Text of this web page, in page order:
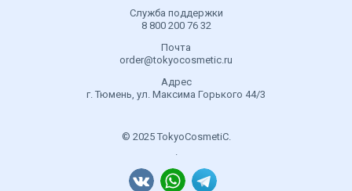
Служба поддержки
8 800 200 76 32
Почта
order@tokyocosmetic.ru
Адрес
г. Тюмень, ул. Максима Горького 44/3
© 2025 TokyoCosmetiC.
.